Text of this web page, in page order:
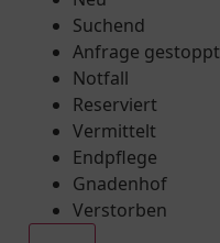
Suchend
Anfrage gestoppt
Notfall
Reserviert
Vermittelt
Endpflege
Gnadenhof
Verstorben